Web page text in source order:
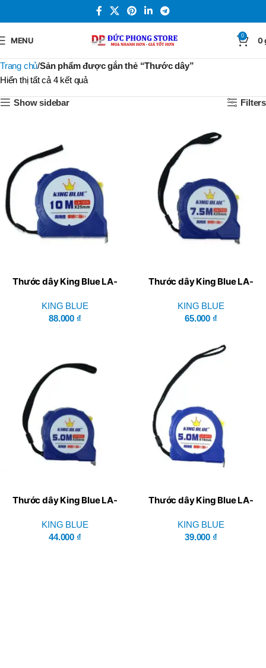
MENU 0 0
Trang chủ Sản phẩm được gắn thẻ “Thước dây”
Hiển thị tất cả 4 kết quả
Show sidebar Filters
Thước dây King Blue LA-
KING BLUE
88.000 ₫
Thước dây King Blue LA-
KING BLUE
65.000 ₫
Thước dây King Blue LA-
KING BLUE
44.000 ₫
Thước dây King Blue LA-
KING BLUE
39.000 ₫